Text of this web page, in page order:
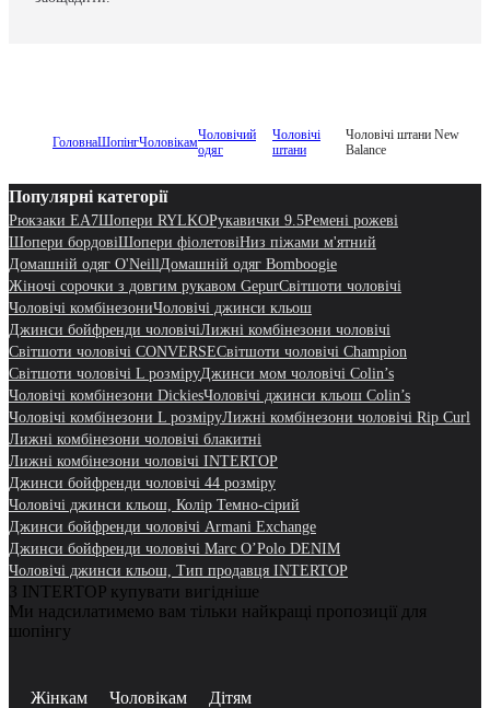
ГоловнаШопінгЧоловікамЧоловічий
одяг
Чоловічі
штани
Чоловічі штани New
Balance
Популярні категорії
Рюкзаки EA7Шопери RYLKOРукавички 9.5Ремені рожеві
Шопери бордовіШопери фіолетовіНиз піжами м'ятний
Домашній одяг O'Neill Домашній одяг Bomboogie
Жіночі сорочки з довгим рукавом GepurСвітшоти чоловічі
Чоловічі комбінезониЧоловічі джинси кльош
Джинси бойфренди чоловічіЛижні комбінезони чоловічі
Світшоти чоловічі CONVERSEСвітшоти чоловічі Champion
Світшоти чоловічі L розміруДжинси мом чоловічі Colin’s
Чоловічі комбінезони DickiesЧоловічі джинси кльош Colin’s
Чоловічі комбінезони L розміруЛижні комбінезони чоловічі Rip Curl
Лижні комбінезони чоловічі блакитні
Лижні комбінезони чоловічі INTERTOP
Джинси бойфренди чоловічі 44 розміру
Чоловічі джинси кльош, Колір Темно-сірий
Джинси бойфренди чоловічі Armani Exchange
Джинси бойфренди чоловічі Marc O’Polo DENIM
Чоловічі джинси кльош, Тип продавця INTERTOP
З INTERTOP купувати вигідніше
Ми надсилатимемо вам тільки найкращі пропозиції для
шопінгу
Жінкам Чоловікам Дітям